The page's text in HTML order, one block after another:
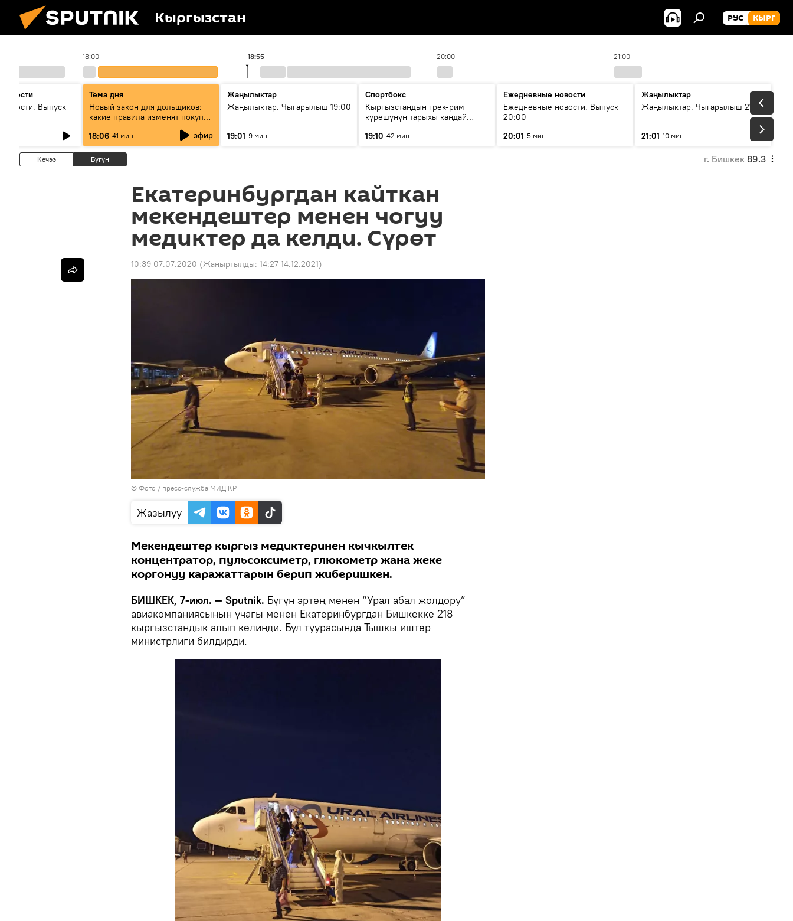
Кыргызстан РУС КЫРГ
18:00 20:00 21:00
18:55
Выпуск
Тема дня
Новый закон для дольщиков:
какие правила изменят покупку
18:06 41 мин эфир
Жаңылыктар
Жаңылыктар. Чыгарылыш 19:00
19:01 9 мин
Спортбокс
Кыргызстандын грек-рим
күрөшүнүн тарыхы кандай
19:10 42 мин
Ежедневные новости
Ежедневные новости. Выпуск
20:00
20:01 5 мин
Жаңылыктар
Жаңылыктар. Чыгарылыш 21:00
21:01 10 мин
Кечээ Бүгүн г. Бишкек 89.3
Екатеринбургдан кайткан
мекендештер менен чогуу
медиктер да келди. Сүрөт
10:39 07.07.2020 (Жаңыртылды: 14:27 14.12.2021)
© Фото / пресс-служба МИД КР
Жазылуу
Мекендештер кыргыз медиктеринен кычкылтек
концентратор, пульсоксиметр, глюкометр жана жеке
коргонуу каражаттарын берип жиберишкен.
БИШКЕК, 7-июл. — Sputnik. Бүгүн эртең менен “Урал абал жолдору”
авиакомпаниясынын учагы менен Екатеринбургдан Бишкекке 218
кыргызстандык алып келинди. Бул туурасында Тышкы иштер
министрлиги билдирди.